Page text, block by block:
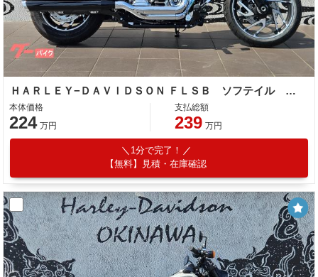
ＨＡＲＬＥＹ−ＤＡＶＩＤＳＯＮ ＦＬＳＢ ソフテイル スポーツグライド
本体価格
224 万円
支払総額
239 万円
1分で完了！
【無料】見積・在庫確認